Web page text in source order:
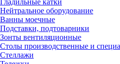
Гладильные катки
Нейтральное оборудование
Ванны моечные
Подставки, подтоварники
Зонты вентиляционные
Столы производственные и
Стеллажи